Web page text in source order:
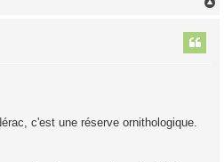
c'est une réserve ornithologique.